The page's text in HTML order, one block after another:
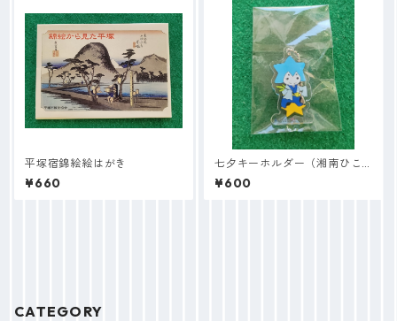
平塚宿錦絵絵はがき
¥660
七夕キーホルダー（湘南ひこ
丸）
¥600
CATEGORY